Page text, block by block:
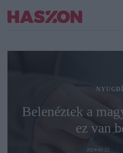
Belenéztek a
ez van
2024-01-23